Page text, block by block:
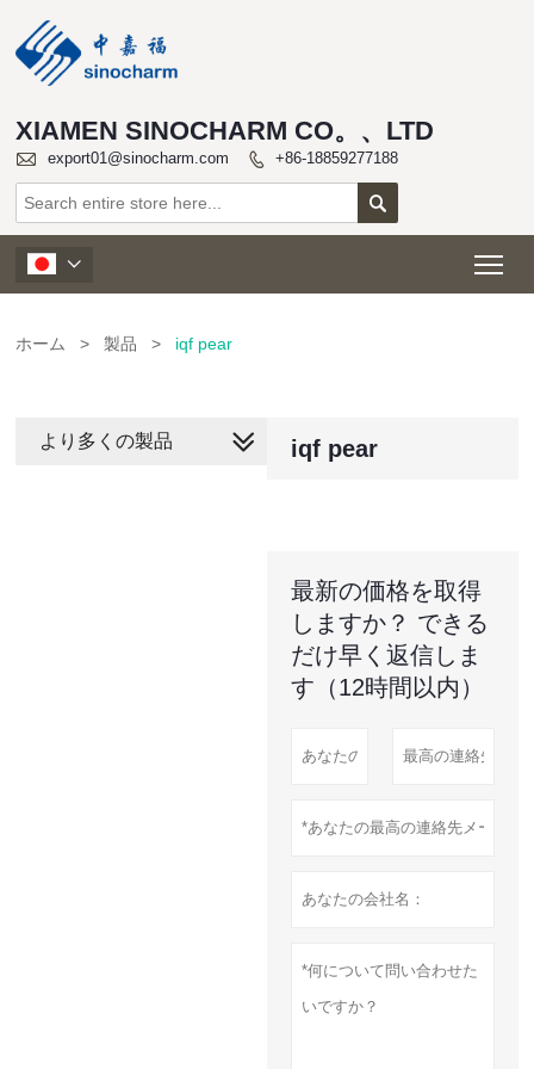
XIAMEN SINOCHARM CO。、LTD
 export01@sinocharm.com  +86-18859277188


ホーム > 製品 > iqf pear
iqf pear
最新の価格を取得
しますか？ できる
だけ早く返信しま
す（12時間以内）
より多くの製品